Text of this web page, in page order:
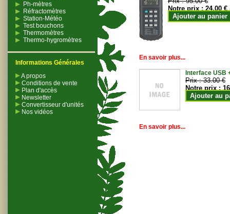
Ph-mètres
Réfractomètres
Station-Météo
Test bouchons
Thermomètres
Thermo-hygromètres
Informations Générales
A propos
Conditions de vente
Plan d'accès
Newsletter
Convertisseur d'unités
Nos vidéos
Notre prix :24.00 €
Ajouter au panier
En savoir plus...
Interface USB
Prix :33.00 €
Notre prix :
Ajouter au
En savoir plus...